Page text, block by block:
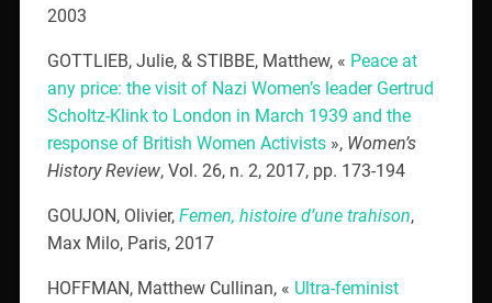
2003
GOTTLIEB, Julie, & STIBBE, Matthew, « Peace at
any price: the visit of Nazi Women’s leader Gertrud
Scholtz-Klink to London in March 1939 and the
response of British Women Activists», Women’s
History Review, Vol. 26, n. 2, 2017, pp. 173-194
GOUJON, Olivier, Femen, histoire d’une trahison,
Max Milo, Paris, 2017
HOFFMAN, Matthew Cullinan, « Ultra-feminist